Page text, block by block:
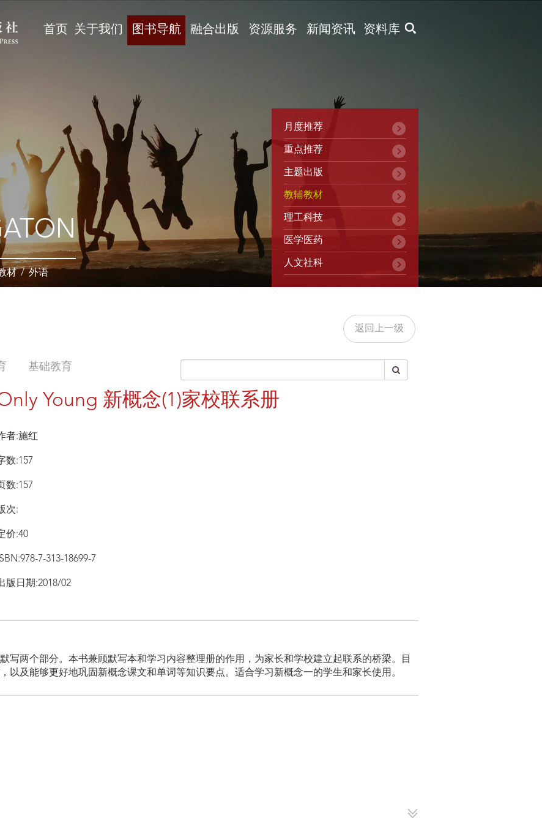
X
首页 关于我们 图书导航 融合出版 资源服务 新闻资讯 资料库
材 / 外语
月度推荐
重点推荐
主题出版
教辅教材
理工科技
医学医药
人文社科
返回上一级
基础教育
Young 新概念(1)家校联系册
者:施红
数:157
数:157
次:
价:40
ISBN:978-7-313-18699-7
版日期:2018/02
写两个部分。本书兼顾默写本和学习内容整理册的作用，为家长和学校建立起联系的桥梁。目
以及能够更好地巩固新概念课文和单词等知识要点。适合学习新概念一的学生和家长使用。